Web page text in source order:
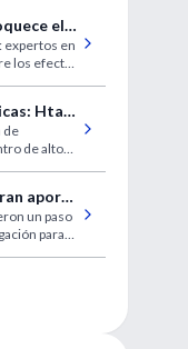
el
expertos en
los efectos
Htal.
Plata
de
de alto
aporte
un paso
para